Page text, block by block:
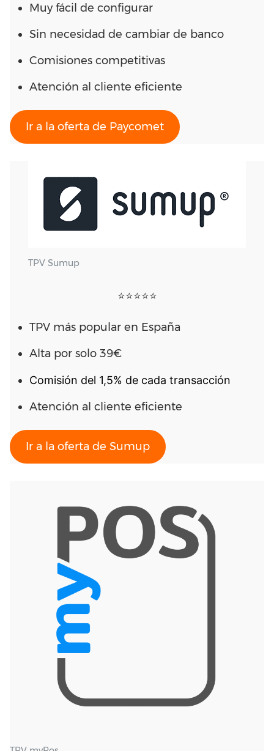
Muy fácil de configurar
Sin necesidad de cambiar de banco
Comisiones competitivas
Atención al cliente eficiente
Ir a la oferta de Paycomet
TPV Sumup
⭐⭐⭐⭐⭐
TPV más popular en España
Alta por solo 39€
Comisión del 1,5% de cada transacción
Atención al cliente eficiente
Ir a la oferta de Sumup